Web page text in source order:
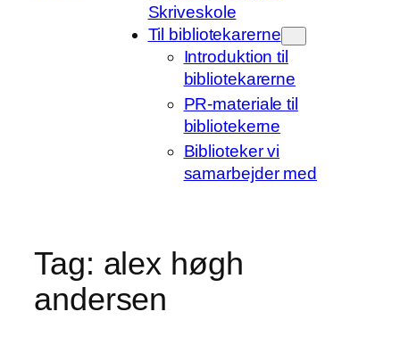
Skriveskole
Til bibliotekarerne
Introduktion til
bibliotekarerne
PR-materiale til
bibliotekerne
Biblioteker vi
samarbejder med
Tag: alex høgh
andersen